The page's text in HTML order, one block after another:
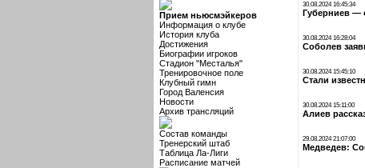
Прием ньюсмэйкеров
Информация о клубе
История клуба
Достижения
Биографии игроков
Стадион "Месталья"
Тренировочное поле
Клубный гимн
Город Валенсия
Новости
Архив трансляций
Состав команды
Тренерский штаб
Таблица Ла-Лиги
Расписание матчей
30.08.2024 16:45:34
Губерниев —
30.08.2024 16:28:04
Соболев
30.08.2024 15:45:10
Стали
30.08.2024 15:11:00
Алиев
29.08.2024 21:07:00
Медведев: